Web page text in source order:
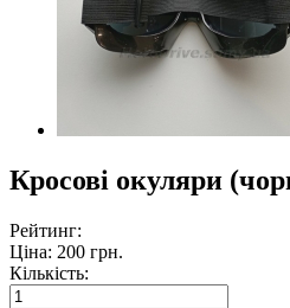
Кросові окуляри
Рейтинг:
Ціна: 200 грн.
Кількість: